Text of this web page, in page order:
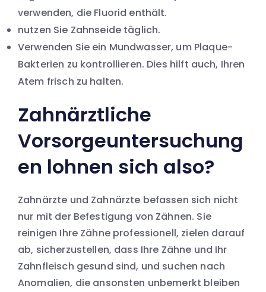
verwenden, die Fluorid enthält.
nutzen Sie Zahnseide täglich.
Verwenden Sie ein Mundwasser, um Plaque-
Bakterien zu kontrollieren. Dies hilft auch, Ihren
Atem frisch zu halten.
Zahnärztliche
Vorsorgeuntersuchung
en lohnen sich also?
Zahnärzte und Zahnärzte befassen sich nicht
nur mit der Befestigung von Zähnen. Sie
reinigen Ihre Zähne professionell, zielen darauf
ab, sicherzustellen, dass Ihre Zähne und Ihr
Zahnfleisch gesund sind, und suchen nach
Anomalien, die ansonsten unbemerkt bleiben